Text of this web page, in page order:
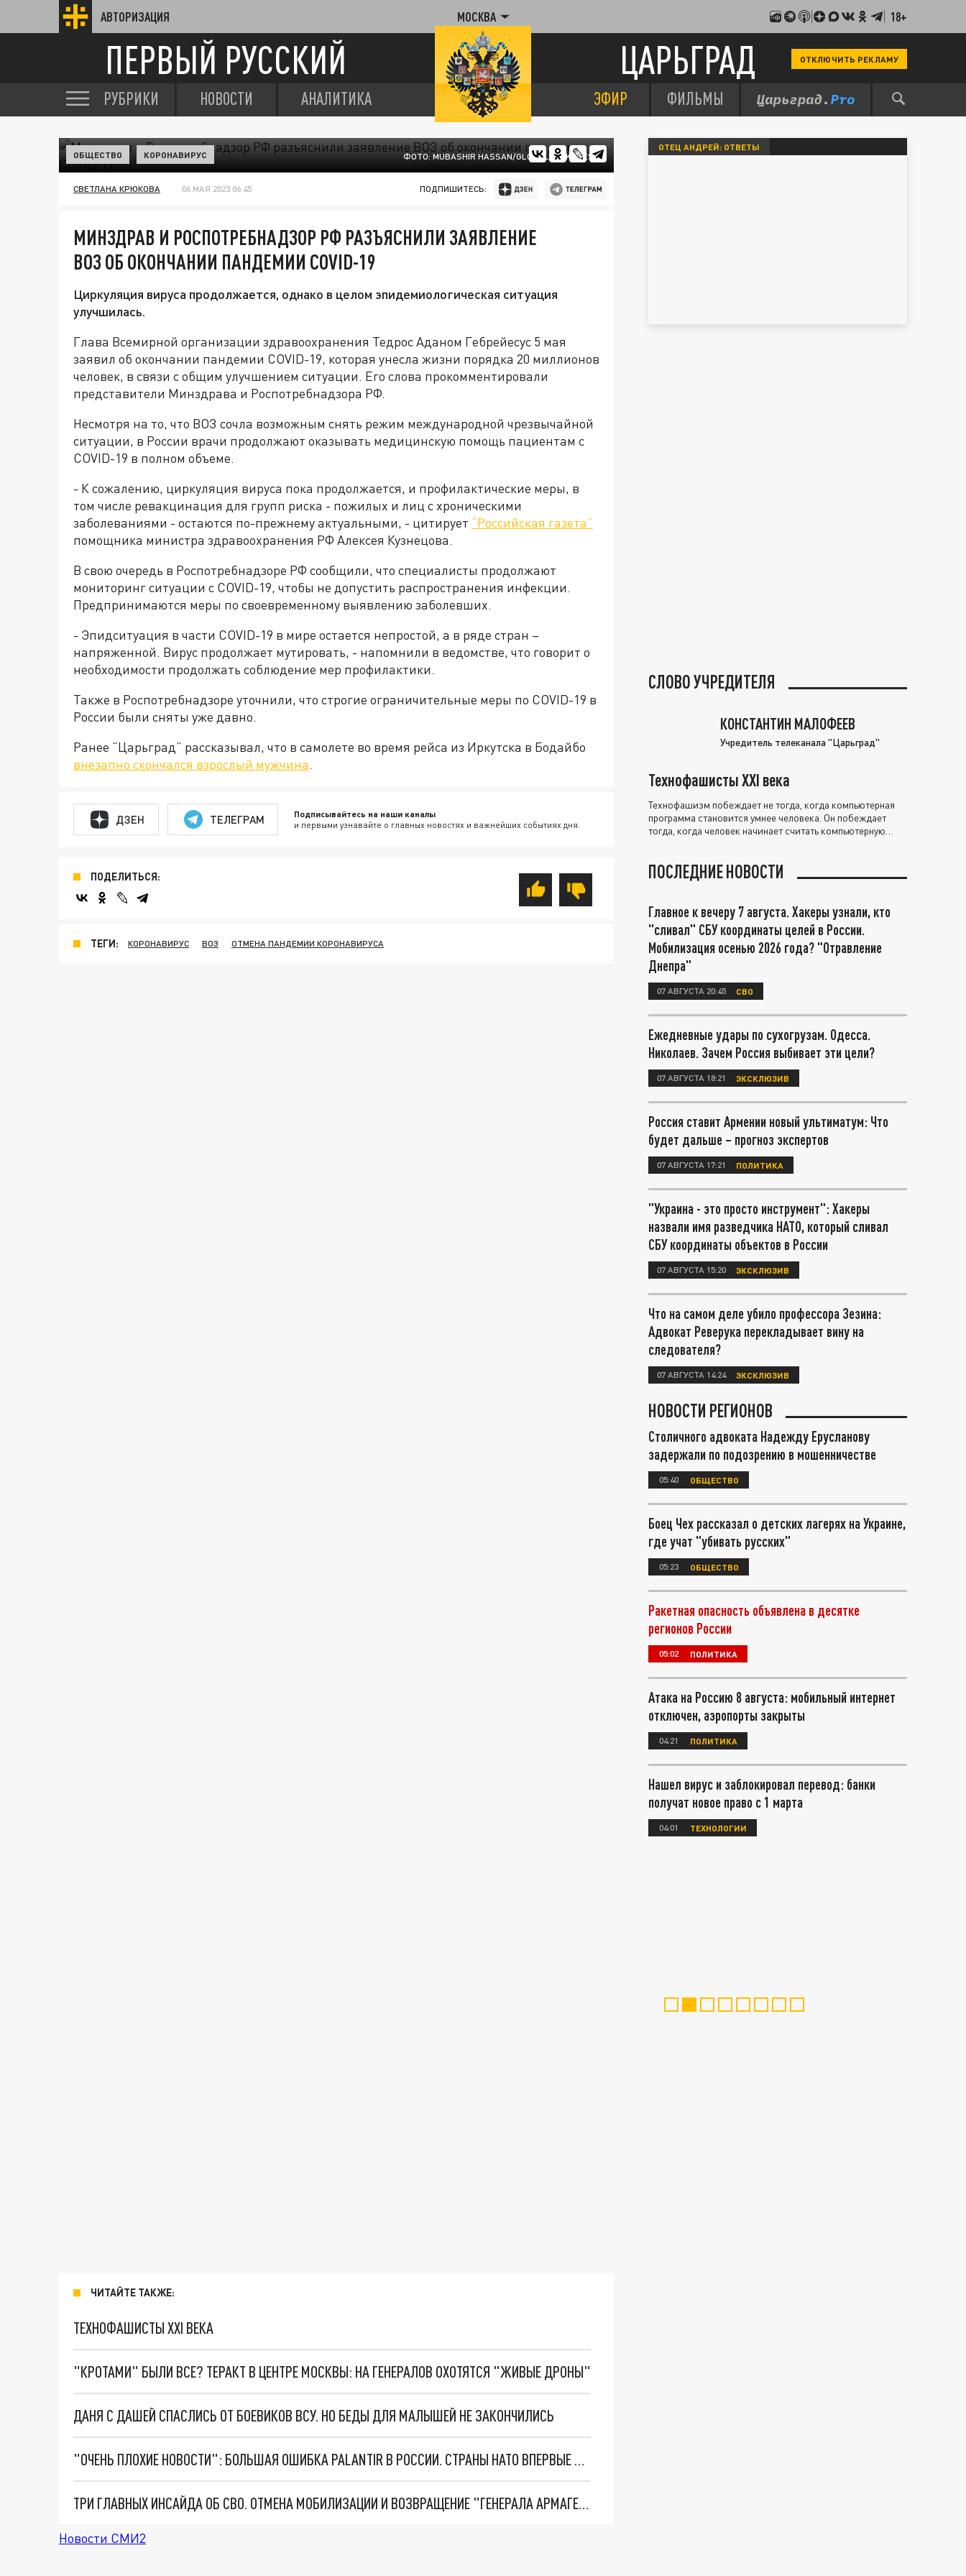
АВТОРИЗАЦИЯ МОСКВА 18+
ПЕРВЫЙ РУССКИЙ ЦАРЬГРАД ОТКЛЮЧИТЬ РЕКЛАМУ
РУБРИКИ НОВОСТИ АНАЛИТИКА ЭФИР ФИЛЬМЫ
ФОТО: MUBASHIR HASSAN/GLOBALLOOKPRESS
ОБЩЕСТВО КОРОНАВИРУС
СВЕТЛАНА КРЮКОВА 06 МАЯ 2023 06:45 ПОДПИШИТЕСЬ:
МИНЗДРАВ И РОСПОТРЕБНАДЗОР РФ РАЗЪЯСНИЛИ ЗАЯВЛЕНИЕ
ВОЗ ОБ ОКОНЧАНИИ ПАНДЕМИИ COVID-19
Циркуляция вируса продолжается, однако в целом эпидемиологическая ситуация
улучшилась.
Глава Всемирной организации здравоохранения Тедрос Аданом Гебрейесус 5 мая
заявил об окончании пандемии COVID-19, которая унесла жизни порядка 20 миллионов
человек, в связи с общим улучшением ситуации. Его слова прокомментировали
представители Минздрава и Роспотребнадзора РФ.
Несмотря на то, что ВОЗ сочла возможным снять режим международной чрезвычайной
ситуации, в России врачи продолжают оказывать медицинскую помощь пациентам с
COVID-19 в полном объеме.
- К сожалению, циркуляция вируса пока продолжается, и профилактические меры, в
том числе ревакцинация для групп риска - пожилых и лиц с хроническими
заболеваниями - остаются по-прежнему актуальными, - цитирует “Российская газета”
помощника министра здравоохранения РФ Алексея Кузнецова.
В свою очередь в Роспотребнадзоре РФ сообщили, что специалисты продолжают
мониторинг ситуации с COVID-19, чтобы не допустить распространения инфекции.
Предпринимаются меры по своевременному выявлению заболевших.
- Эпидситуация в части COVID-19 в мире остается непростой, а в ряде стран –
напряженной. Вирус продолжает мутировать, - напомнили в ведомстве, что говорит о
необходимости продолжать соблюдение мер профилактики.
Также в Роспотребнадзоре уточнили, что строгие ограничительные меры по COVID-19 в
России были сняты уже давно.
Ранее “Царьград” рассказывал, что в самолете во время рейса из Иркутска в Бодайбо
внезапно скончался взрослый мужчина.
ДЗЕН ТЕЛЕГРАМ Подписывайтесь на наши каналы
и первыми узнавайте о главных новостях и важнейших событиях дня.
ПОДЕЛИТЬСЯ:
ТЕГИ: КОРОНАВИРУС ВОЗ ОТМЕНА ПАНДЕМИИ КОРОНАВИРУСА
ЧИТАЙТЕ ТАКЖЕ:
ТЕХНОФАШИСТЫ XXI ВЕКА
"КРОТАМИ" БЫЛИ ВСЕ? ТЕРАКТ В ЦЕНТРЕ МОСКВЫ: НА ГЕНЕРАЛОВ ОХОТЯТСЯ "ЖИВЫЕ ДРОНЫ"
ДАНЯ С ДАШЕЙ СПАСЛИСЬ ОТ БОЕВИКОВ ВСУ. НО БЕДЫ ДЛЯ МАЛЫШЕЙ НЕ ЗАКОНЧИЛИСЬ
"ОЧЕНЬ ПЛОХИЕ НОВОСТИ": БОЛЬШАЯ ОШИБКА PALANTIR В РОССИИ. СТРАНЫ НАТО ВПЕРВЫЕ ЗА СВО ОСТАНОВИЛИ ПОСТАВКИ ОРУЖИЯ. ВСУ ТЕРЯЮТ ПРИГРАНИЧЬЕ?
ТРИ ГЛАВНЫХ ИНСАЙДА ОБ СВО. ОТМЕНА МОБИЛИЗАЦИИ И ВОЗВРАЩЕНИЕ "ГЕНЕРАЛА АРМАГЕДДОНА"? ОТЛИЧНЫЕ НОВОСТИ, КОТОРЫЕ ЖДАЛИ ВСЕ
Новости СМИ2
ОТЕЦ АНДРЕЙ: ОТВЕТЫ
СЛОВО УЧРЕДИТЕЛЯ
КОНСТАНТИН МАЛОФЕЕВ
Учредитель телеканала "Царьград"
Технофашисты XXI века
Технофашизм побеждает не тогда, когда компьютерная
программа становится умнее человека. Он побеждает
тогда, когда человек начинает считать компьютерную
ПОСЛЕДНИЕ НОВОСТИ
Главное к вечеру 7 августа. Хакеры узнали, кто
"сливал" СБУ координаты целей в России.
Мобилизация осенью 2026 года? "Отравление
Днепра"
07 АВГУСТА 20:45 СВО
Ежедневные удары по сухогрузам. Одесса.
Николаев. Зачем Россия выбивает эти цели?
07 АВГУСТА 18:21 ЭКСКЛЮЗИВ
Россия ставит Армении новый ультиматум: Что
будет дальше – прогноз экспертов
07 АВГУСТА 17:21 ПОЛИТИКА
"Украина - это просто инструмент": Хакеры
назвали имя разведчика НАТО, который сливал
СБУ координаты объектов в России
07 АВГУСТА 15:20 ЭКСКЛЮЗИВ
Что на самом деле убило профессора Зезина:
Адвокат Реверука перекладывает вину на
следователя?
07 АВГУСТА 14:24 ЭКСКЛЮЗИВ
НОВОСТИ РЕГИОНОВ
Столичного адвоката Надежду Ерусланову
задержали по подозрению в мошенничестве
05:40 ОБЩЕСТВО
Боец Чех рассказал о детских лагерях на Украине,
где учат "убивать русских"
05:23 ОБЩЕСТВО
Ракетная опасность объявлена в десятке
регионов России
05:02 ПОЛИТИКА
Атака на Россию 8 августа: мобильный интернет
отключен, аэропорты закрыты
04:21 ПОЛИТИКА
Нашел вирус и заблокировал перевод: банки
получат новое право с 1 марта
04:01 ТЕХНОЛОГИИ